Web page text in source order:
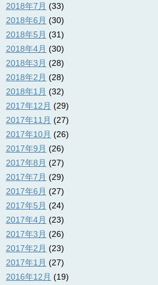
2018年7月 (33)
2018年6月 (30)
2018年5月 (31)
2018年4月 (30)
2018年3月 (28)
2018年2月 (28)
2018年1月 (32)
2017年12月 (29)
2017年11月 (27)
2017年10月 (26)
2017年9月 (26)
2017年8月 (27)
2017年7月 (29)
2017年6月 (27)
2017年5月 (24)
2017年4月 (23)
2017年3月 (26)
2017年2月 (23)
2017年1月 (27)
2016年12月 (19)